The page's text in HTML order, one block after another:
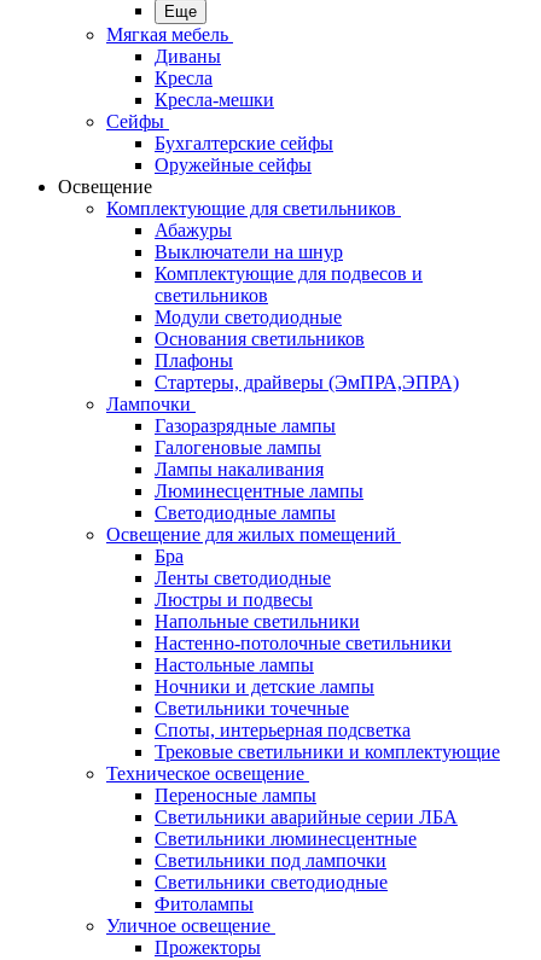
Еще
Мягкая мебель
Диваны
Кресла
Кресла-мешки
Сейфы
Бухгалтерские сейфы
Оружейные сейфы
Освещение
Комплектующие для светильников
Абажуры
Выключатели на шнур
Комплектующие для подвесов и
светильников
Модули светодиодные
Основания светильников
Плафоны
Стартеры, драйверы (ЭмПРА,ЭПРА)
Лампочки
Газоразрядные лампы
Галогеновые лампы
Лампы накаливания
Люминесцентные лампы
Светодиодные лампы
Освещение для жилых помещений
Бра
Ленты светодиодные
Люстры и подвесы
Напольные светильники
Настенно-потолочные светильники
Настольные лампы
Ночники и детские лампы
Светильники точечные
Споты, интерьерная подсветка
Трековые светильники и комплектующие
Техническое освещение
Переносные лампы
Светильники аварийные серии ЛБА
Светильники люминесцентные
Светильники под лампочки
Светильники светодиодные
Фитолампы
Уличное освещение
Прожекторы